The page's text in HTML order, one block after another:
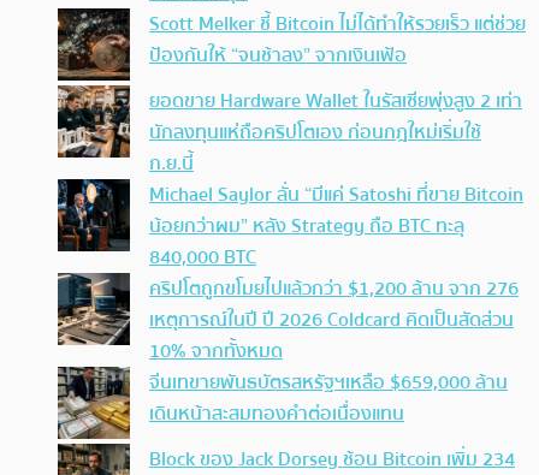
Scott Melker ชี้ Bitcoin ไม่ได้ทำให้รวยเร็ว แต่ช่วย
ป้องกันให้ “จนช้าลง” จากเงินเฟ้อ
ยอดขาย Hardware Wallet ในรัสเซียพุ่งสูง 2 เท่า
นักลงทุนแห่ถือคริปโตเอง ก่อนกฎใหม่เริ่มใช้
ก.ย.นี้
Michael Saylor ลั่น “มีแค่ Satoshi ที่ขาย Bitcoin
น้อยกว่าผม” หลัง Strategy ถือ BTC ทะลุ
840,000 BTC
คริปโตถูกขโมยไปแล้วกว่า $1,200 ล้าน จาก 276
เหตุการณ์ในปี ปี 2026 Coldcard คิดเป็นสัดส่วน
10% จากทั้งหมด
จีนเทขายพันธบัตรสหรัฐฯเหลือ $659,000 ล้าน
เดินหน้าสะสมทองคำต่อเนื่องแทน
Block ของ Jack Dorsey ช้อน Bitcoin เพิ่ม 234